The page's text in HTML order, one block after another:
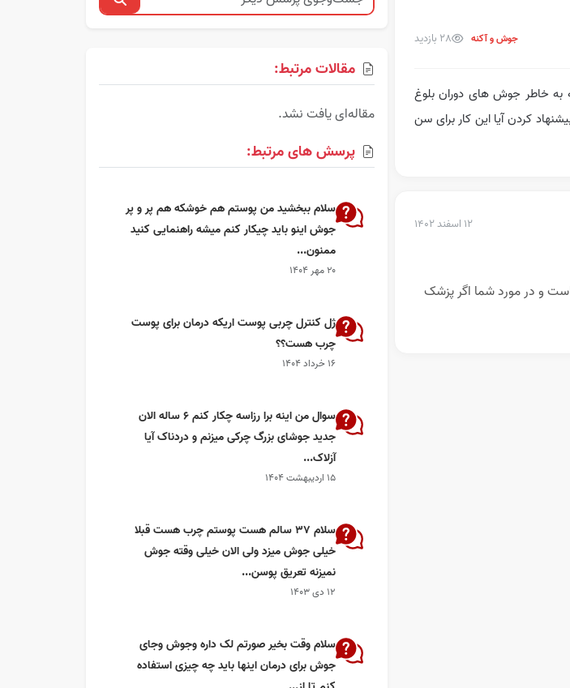
جوش و آکنه 28 بازدید
هست که به خاطر جوش های دوران بلوغ
کردن آیا این کار برای سن
۱۲ اسفند ۱۴۰۲
و در مورد شما اگر پزشک
مقالات مرتبط:
مقاله‌ای یافت نشد.
پرسش های مرتبط:
سلام ببخشید من پوستم هم خوشکه هم پر و پر
جوش اینو باید چیکار کنم میشه راهنمایی کنید
ممنون...
۲۰ مهر ۱۴۰۴
ژل کنترل چربی پوست اریکه درمان برای پوست
چرب هست؟؟
۱۶ خرداد ۱۴۰۴
سوال من اینه برا رزاسه چکار کنم ۶ ساله الان
جدید جوشای بزرگ چرکی میزنم و دردناک آیا
آزلاک...
۱۵ اردیبهشت ۱۴۰۴
سلام 37 سالم هست پوستم چرب هست قبلا
خیلی جوش میزد ولی الان خیلی وقته جوش
نمیزنه تعریق پوسن...
۱۲ دی ۱۴۰۳
سلام وقت بخیر صورتم لک داره وجوش وجای
جوش برای درمان اینها باید چه چیزی استفاده